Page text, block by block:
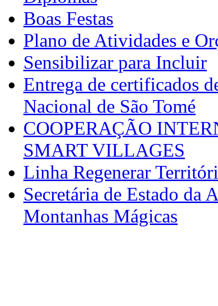
Boas Festas
Plano de Atividades e
Sensibilizar para Incluir
Entrega de certificados
Nacional de São Tomé
COOPERAÇÃO
SMART VILLAGES
Linha Regenerar
Secretária de Estado da
Montanhas Mágicas